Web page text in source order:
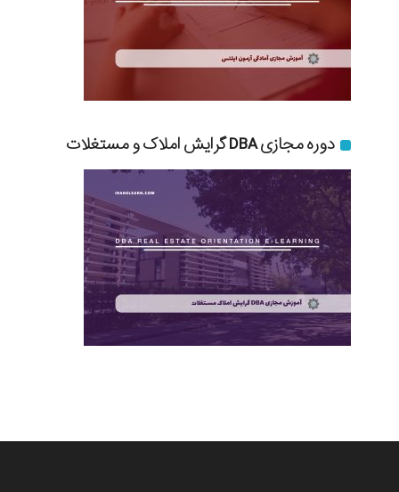
دوره مجازی DBA گرایش املاک و مستغلات